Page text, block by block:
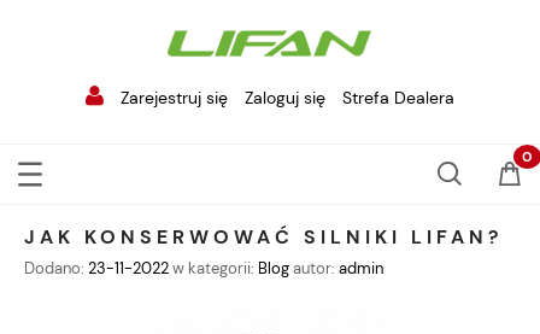
Zarejestruj się Zaloguj się Strefa Dealera
JAK KONSERWOWAĆ SILNIKI LIFAN?
Dodano: 23-11-2022w kategorii: Blogautor: admin